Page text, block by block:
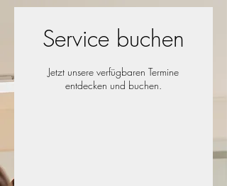
Service buchen
Jetzt unsere verfügbaren Termine
entdecken und buchen.